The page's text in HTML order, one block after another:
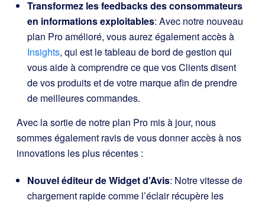
Transformez les feedbacks des consommateurs
en informations exploitables: Avec notre nouveau
plan Pro amélioré, vous aurez également accès à
Insights, qui est le tableau de bord de gestion qui
vous aide à comprendre ce que vos Clients disent
de vos produits et de votre marque afin de prendre
de meilleures commandes.
Avec la sortie de notre plan Pro mis à jour, nous
sommes également ravis de vous donner accès à nos
innovations les plus récentes :
Nouvel éditeur de Widget d’Avis: Notre vitesse de
chargement rapide comme l’éclair récupère les